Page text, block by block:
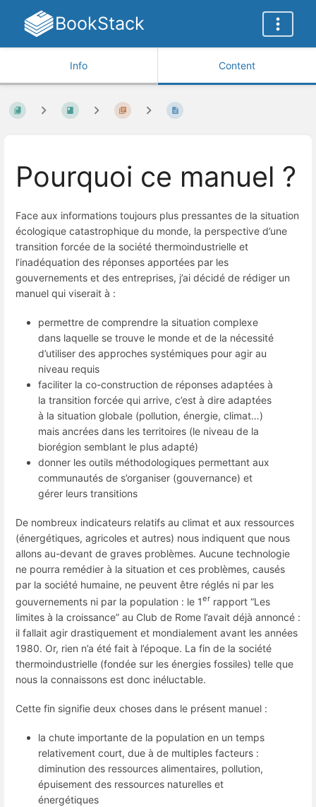
BookStack
Info Content
Pourquoi ce manuel ?
Face aux informations toujours plus pressantes de la situation
écologique catastrophique du monde, la perspective d’une
transition forcée de la société thermoindustrielle et
l’inadéquation des réponses apportées par les
gouvernements et des entreprises, j’ai décidé de rédiger un
manuel qui viserait à :
permettre de comprendre la situation complexe
dans laquelle se trouve le monde et de la nécessité
d’utiliser des approches systémiques pour agir au
niveau requis
faciliter la co-construction de réponses adaptées à
la transition forcée qui arrive, c’est à dire adaptées
à la situation globale (pollution, énergie, climat…)
mais ancrées dans les territoires (le niveau de la
biorégion semblant le plus adapté)
donner les outils méthodologiques permettant aux
communautés de s’organiser (gouvernance) et
gérer leurs transitions
De nombreux indicateurs relatifs au climat et aux ressources
(énergétiques, agricoles et autres) nous indiquent que nous
allons au-devant de graves problèmes. Aucune technologie
ne pourra remédier à la situation et ces problèmes, causés
par la société humaine, ne peuvent être réglés ni par les
gouvernements ni par la population : le 1er rapport “Les
limites à la croissance” au Club de Rome l’avait déjà annoncé :
il fallait agir drastiquement et mondialement avant les années
1980. Or, rien n’a été fait à l’époque. La fin de la société
thermoindustrielle (fondée sur les énergies fossiles) telle que
nous la connaissons est donc inéluctable.
Cette fin signifie deux choses dans le présent manuel :
la chute importante de la population en un temps
relativement court, due à de multiples facteurs :
diminution des ressources alimentaires, pollution,
épuisement des ressources naturelles et
énergétiques